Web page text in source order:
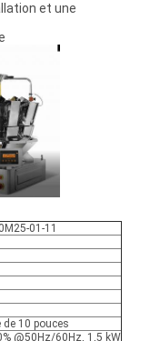
et une
01-11
de 10 pouces
@50Hz/60Hz, 1,5 kW